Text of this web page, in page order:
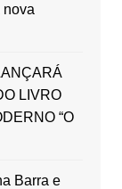
nova
LIVRO
“O
Barra e